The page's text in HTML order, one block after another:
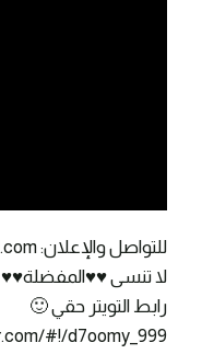
للتواصل والإعلان: d7oomy999.channel@gmail.com
لا تنسى
رابط التويتر حقي 🙂
#!/d7oomy_999